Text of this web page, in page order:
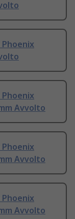
Avvolto
Avvolto
Avvolto